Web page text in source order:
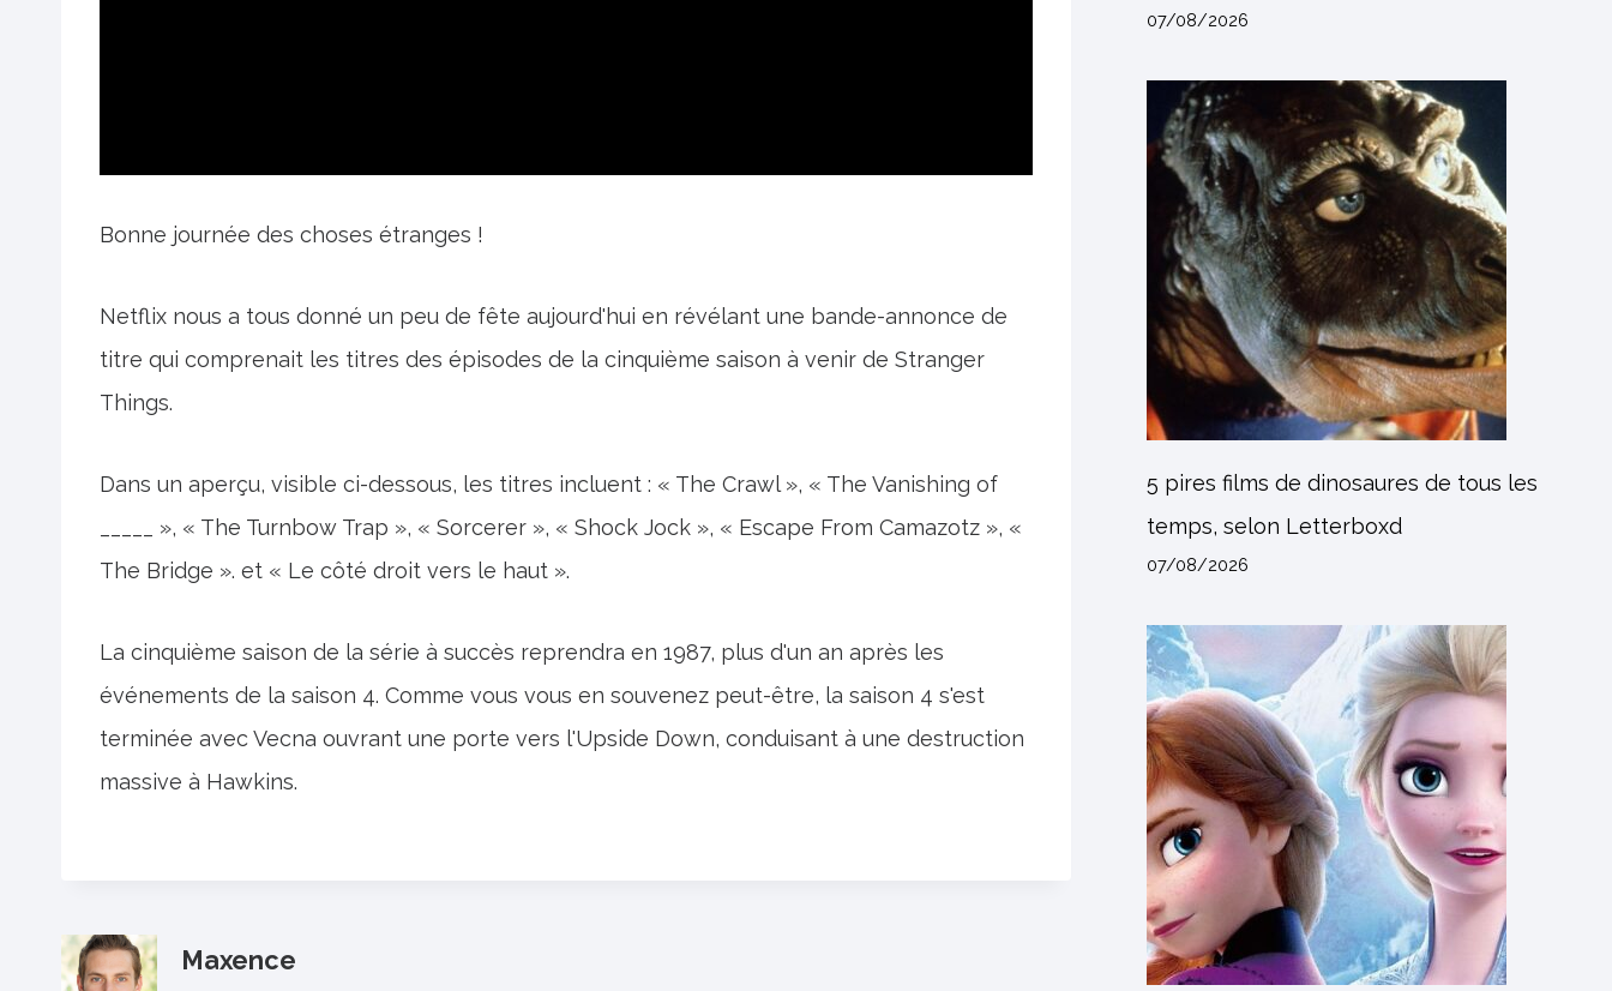
Bonne journée des choses étranges !
Netflix nous a tous donné un peu de fête aujourd'hui en révélant une bande-annonce de
titre qui comprenait les titres des épisodes de la cinquième saison à venir de Stranger
Things.
Dans un aperçu, visible ci-dessous, les titres incluent : « The Crawl », « The Vanishing of
_____ », « The Turnbow Trap », « Sorcerer », « Shock Jock », « Escape From Camazotz », «
The Bridge ». et « Le côté droit vers le haut ».
La cinquième saison de la série à succès reprendra en 1987, plus d'un an après les
événements de la saison 4. Comme vous vous en souvenez peut-être, la saison 4 s'est
terminée avec Vecna ​​ouvrant une porte vers l'Upside Down, conduisant à une destruction
massive à Hawkins.
Maxence
07/08/2026
5 pires films de dinosaures de tous les
temps, selon Letterboxd
07/08/2026